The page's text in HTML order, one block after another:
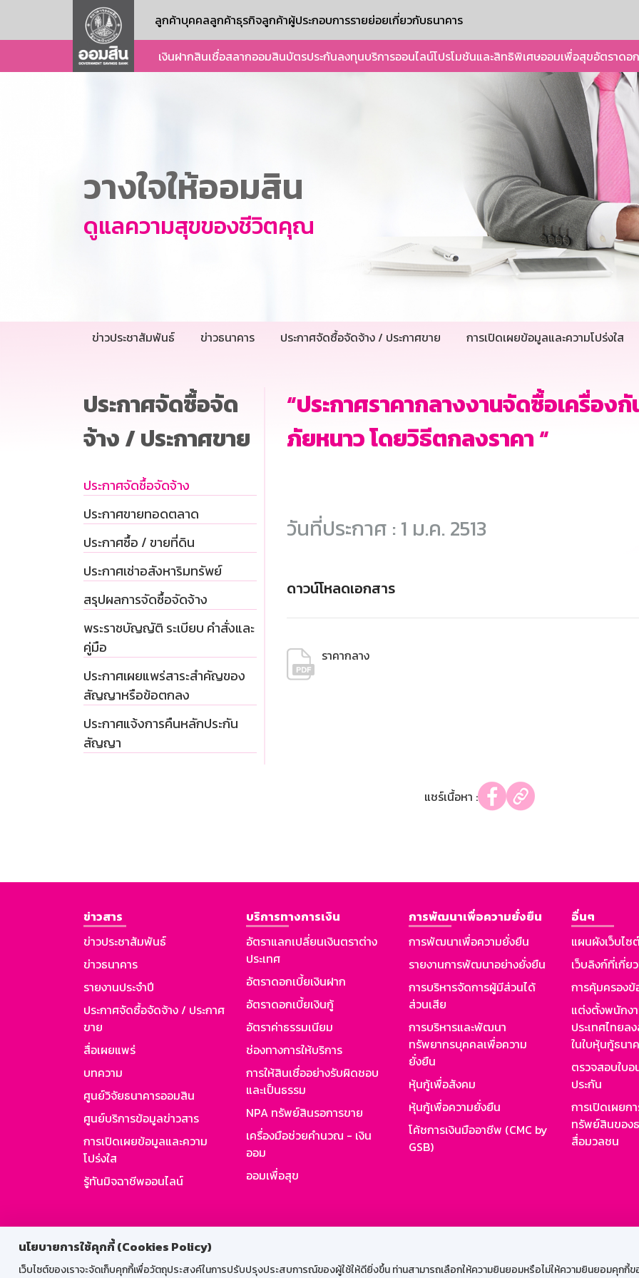
นโยบายการใช้คุกกี้ (Cookies Policy)
เว็บไซต์ของเราจะจัดเก็บคุกกี้เพื่อวัตถุประสงค์ในการปรับปรุงประสบการณ์ของผู้ใช้ให้ดียิ่งขึ้น ท่านสามารถเลือกให้ความยินยอมหรือไม่ให้ความยินยอมคุกกี้ข
ลูกค้าบุคคลลูกค้าธุรกิจลูกค้าผู้ประกอบการรายย่อยเกี่ยวกับธนาคาร
เงินฝากสินเชื่อสลากออมสินบัตรประกันลงทุนบริการออนไลน์โปรโมชันและสิทธิพิเศษออมเพื่อสุขอัตราดอ
วางใจให้ออมสิน
ดูแลความสุขของชีวิตคุณ
ข่าวประชาสัมพันธ์ ข่าวธนาคาร ประกาศจัดซื้อจัดจ้าง / ประกาศขาย การเปิดเผยข้อมูลและความโปร่งใส
ประกาศจัดซื้อจัด
จ้าง / ประกาศขาย
ประกาศจัดซื้อจัดจ้าง
ประกาศขายทอดตลาด
ประกาศซื้อ / ขายที่ดิน
ประกาศเช่าอสังหาริมทรัพย์
สรุปผลการจัดซื้อจัดจ้าง
พระราชบัญญัติ ระเบียบ คำสั่งและ
คู่มือ
ประกาศเผยแพร่สาระสำคัญของ
สัญญาหรือข้อตกลง
ประกาศแจ้งการคืนหลักประกัน
สัญญา
“ประกาศราคากลางงานจัดซื้อเครื่อง
ภัยหนาว โดยวิธีตกลงราคา “
วันที่ประกาศ : 1 ม.ค. 2513
ดาวน์โหลดเอกสาร
ราคากลาง
แชร์เนื้อหา :
ข่าวสาร
ข่าวประชาสัมพันธ์
ข่าวธนาคาร
รายงานประจำปี
ประกาศจัดซื้อจัดจ้าง / ประกาศ
ขาย
สื่อเผยแพร่
บทความ
ศูนย์วิจัยธนาคารออมสิน
ศูนย์บริการข้อมูลข่าวสาร
การเปิดเผยข้อมูลและความ
โปร่งใส
รู้ทันมิจฉาชีพออนไลน์
บริการทางการเงิน
อัตราแลกเปลี่ยนเงินตราต่าง
ประเทศ
อัตราดอกเบี้ยเงินฝาก
อัตราดอกเบี้ยเงินกู้
อัตราค่าธรรมเนียม
ช่องทางการให้บริการ
การให้สินเชื่ออย่างรับผิดชอบ
และเป็นธรรม
NPA ทรัพย์สินรอการขาย
เครื่องมือช่วยคำนวณ - เงิน
ออม
ออมเพื่อสุข
การพัฒนาเพื่อความยั่งยืน
การพัฒนาเพื่อความยั่งยืน
รายงานการพัฒนาอย่างยั่งยืน
การบริหารจัดการผู้มีส่วนได้
ส่วนเสีย
การบริหารและพัฒนา
ทรัพยากรบุคคลเพื่อความ
ยั่งยืน
หุ้นกู้เพื่อสังคม
หุ้นกู้เพื่อความยั่งยืน
โค้ชการเงินมืออาชีพ (CMC by
GSB)
อื่นๆ
แผนผังเว็บไซ
เว็บลิงก์ที่เกี่ย
การคุ้มครอง
แต่งตั้งพนักง
ประเทศไทยล
ในใบหุ้นกู้ธนา
ตรวจสอบใบ
ประกัน
การเปิดเผยก
ทรัพย์สินของ
สื่อมวลชน